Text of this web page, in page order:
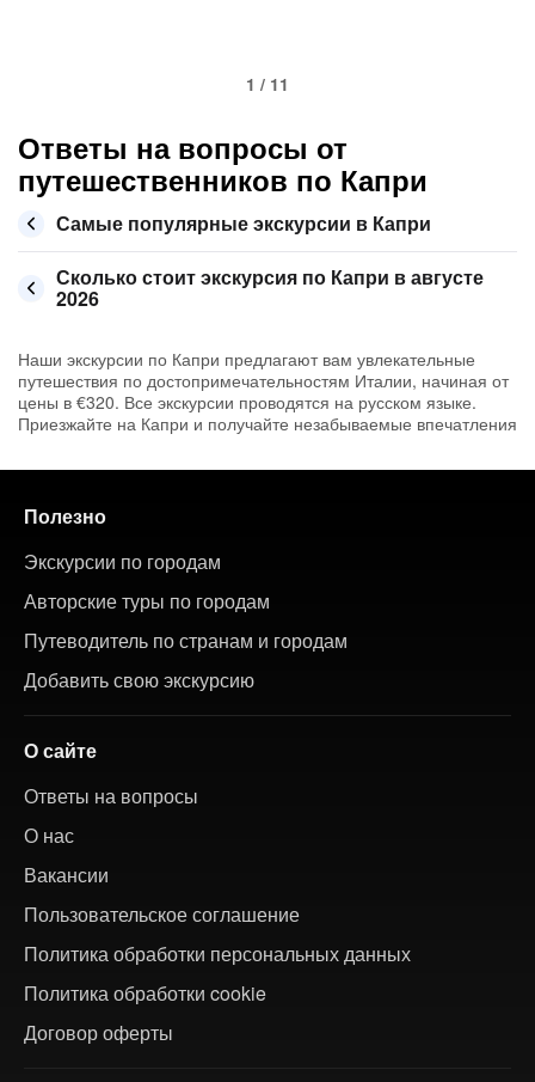
1 / 11
Ответы на вопросы от
путешественников по Капри
Самые популярные экскурсии в Капри
Сколько стоит экскурсия по Капри в августе
2026
Наши экскурсии по Капри предлагают вам увлекательные
путешествия по достопримечательностям Италии, начиная от
цены в €320. Все экскурсии проводятся на русском языке.
Приезжайте на Капри и получайте незабываемые впечатления
Полезно
Экскурсии по городам
Авторские туры по городам
Путеводитель по странам и городам
Добавить свою экскурсию
О сайте
Ответы на вопросы
О нас
Вакансии
Пользовательское соглашение
Политика обработки персональных данных
Политика обработки cookie
Договор оферты